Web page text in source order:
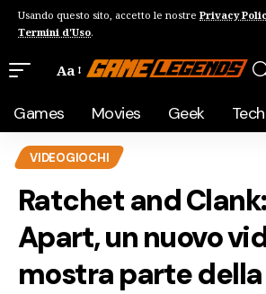
Usando questo sito, accetto le nostre Privacy
Termini d'Uso.
Aa
Games Movies Geek Tech
VIDEOGIOCHI
Ratchet and
Apart, un nuovo
mostra parte